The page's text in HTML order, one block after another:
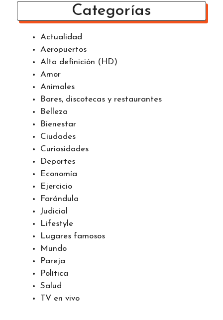
Categorías
Actualidad
Aeropuertos
Alta definición (HD)
Amor
Animales
Bares, discotecas y restaurantes
Belleza
Bienestar
Ciudades
Curiosidades
Deportes
Economía
Ejercicio
Farándula
Judicial
Lifestyle
Lugares famosos
Mundo
Pareja
Política
Salud
TV en vivo